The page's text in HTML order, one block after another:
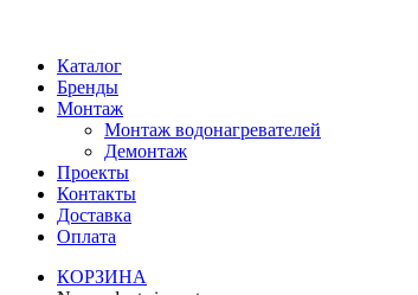
Каталог
Бренды
Монтаж
Монтаж водонагревателей
Демонтаж
Проекты
Контакты
Доставка
Оплата
КОРЗИНА